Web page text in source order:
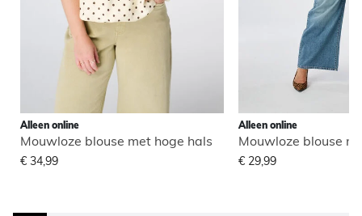
Alleen online
Mouwloze blouse met hoge hals
€ 34,99
Alleen online
Mouwloze blouse
€ 29,99